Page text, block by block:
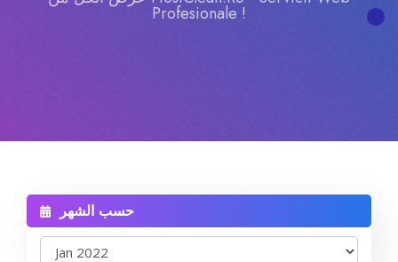
RadioHosting WHMSonic
WebHosting
Profesionale !
حسب الشهر